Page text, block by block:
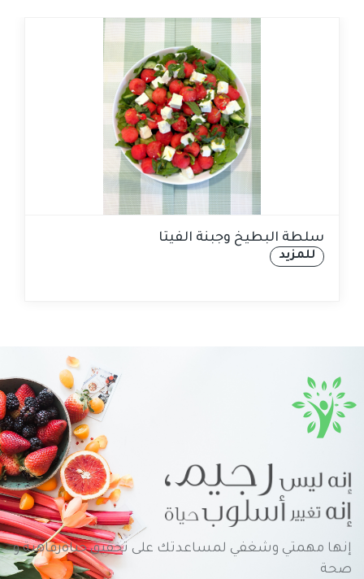
سلطة البطيخ وجبنة الفيتا
إنها مهمتي وشغفي لمساعدتك على تحقيق حياةرفاهية و
صحة